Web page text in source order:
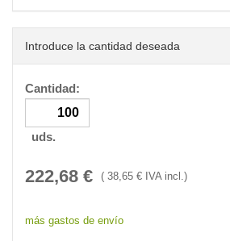
Introduce la cantidad deseada
Cantidad:
uds.
222,68 € ( 38,65 € IVA incl.)
más gastos de envío